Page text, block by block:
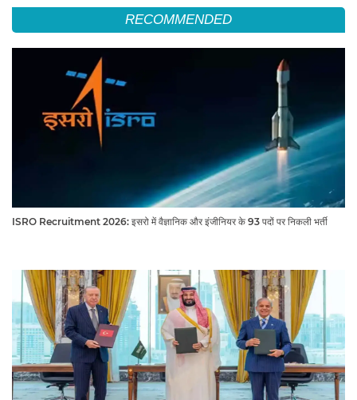
RECOMMENDED
ISRO Recruitment 2026: इसरो में वैज्ञानिक और इंजीनियर के 93 पदों पर निकली भर्ती